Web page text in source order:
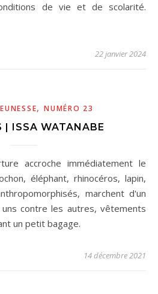
de vie et de scolarité.
22 janvier 2024
,NUMÉRO 23
| ISSA WATANABE
éléphant, rhinocéros, lapin,
marchent d'un
contre les autres, vêtements
un petit bagage.
14 décembre 2021